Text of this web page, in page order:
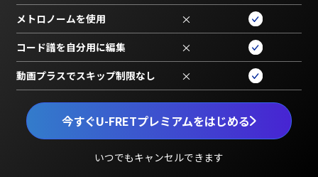
今すぐU-FRETプレミアムをはじめる
いつでもキャンセルできます
メトロノームを使用 ×
コード譜を自分用に編集 ×
動画プラスでスキップ制限なし ×